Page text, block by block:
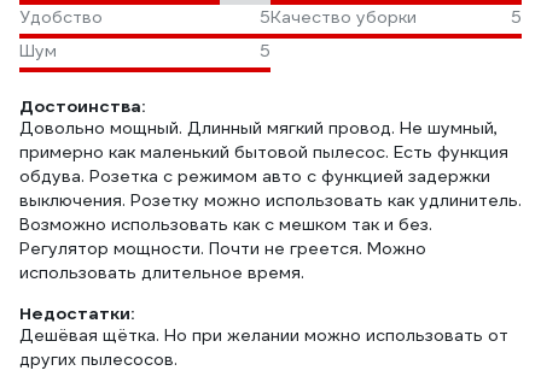
Удобство 5Качество уборки
5
Шум
5
Достоинства:
Довольно мощный. Длинный мягкий провод. Не шумный,
примерно как маленький бытовой пылесос. Есть функция
обдува. Розетка с режимом авто с функцией задержки
выключения. Розетку можно использовать как удлинитель.
Возможно использовать как с мешком так и без.
Регулятор мощности. Почти не греется. Можно
использовать длительное время.
Недостатки:
Дешёвая щётка. Но при желании можно использовать от
других пылесосов.